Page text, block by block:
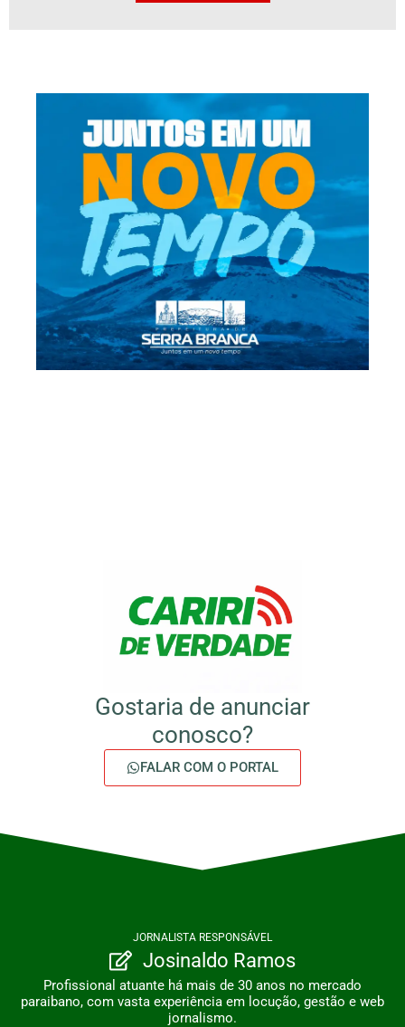
Gostaria de anunciar
conosco?
FALAR COM O PORTAL
JORNALISTA RESPONSÁVEL
Josinaldo Ramos
Profissional atuante há mais de 30 anos no mercado
paraibano, com vasta experiência em locução, gestão e web
jornalismo.